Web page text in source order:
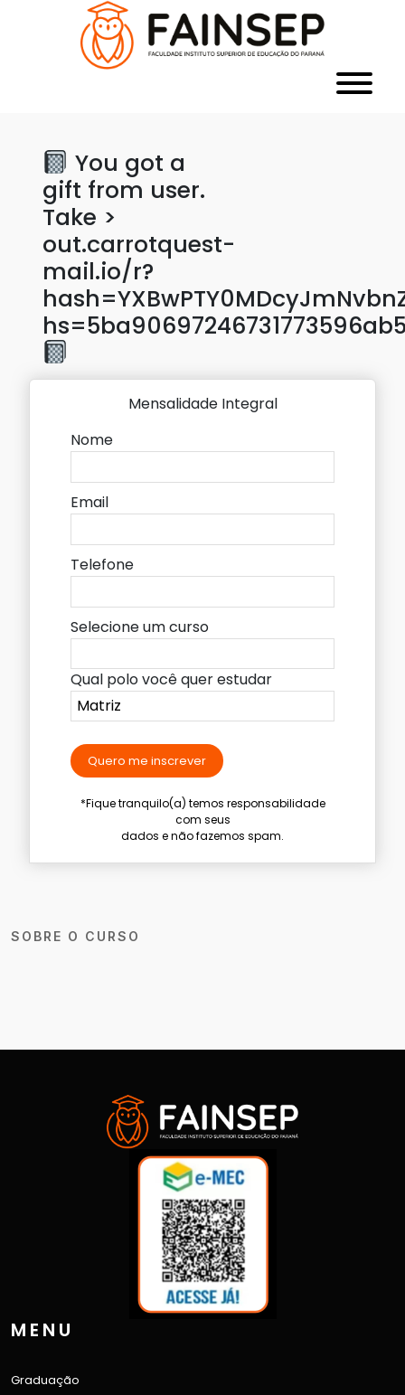
You got a
gift from user.
Take >
out.carrotquest-
mail.io/r?
SOBRE O CURSO
Mensalidade Integral
Nome
Email
Telefone
Selecione um curso
Qual polo você quer estudar
Quero me inscrever
*Fique tranquilo(a) temos responsabilidade
com seus
dados e não fazemos spam.
MENU
Graduação